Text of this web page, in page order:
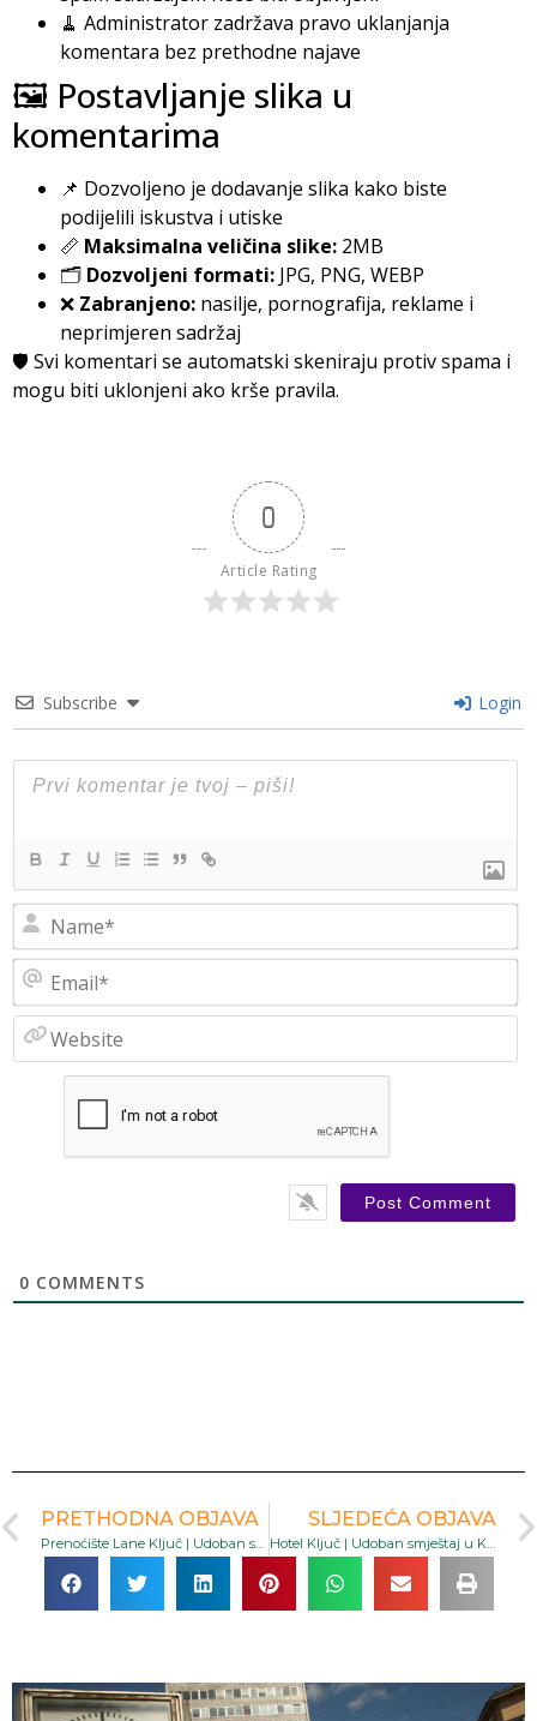
🧹 Administrator zadržava pravo uklanjanja
komentara bez prethodne najave
🖼️ Postavljanje slika u
komentarima
📌 Dozvoljeno je dodavanje slika kako biste
podijelili iskustva i utiske
📏 Maksimalna veličina slike: 2MB
🗂️ Dozvoljeni formati: JPG, PNG, WEBP
❌ Zabranjeno: nasilje, pornografija, reklame i
neprimjeren sadržaj
🛡️ Svi komentari se automatski skeniraju protiv spama i
mogu biti uklonjeni ako krše pravila.
0
Article Rating
Subscribe Login
0 COMMENTS
PRETHODNA OBJAVA
Prenoćište Lane Ključ | Udoban smještaj s restoranom i biciklima za najam u mirnom dijelu Ključa
SLJEDEĆA OBJAVA
Hotel Ključ | Udoban smještaj u Ključu s restoranom, besplatnim parkingom i WiFi-jem blizu autoputa E761